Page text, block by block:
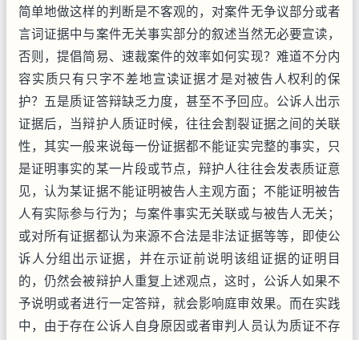
简单地做这样的判断是不客观的，对案件无争议部分或者
言词证据中与案件无关事实部分的叙述当然无必要宣读，
否则，提倡简易、速裁案件的效率如何实现？难道不分内
容实质只有只字不差地宣读证据才是对被告人权利的保
护？五是质证答辩缺乏力度，甚至不予回应。公诉人出示
证据后，当辩护人质证时候，往往会割裂证据之间的关联
性，其实一般来说每一份证据都不能证实完整的事实，只
是证明事实的某一片段或节点，辩护人往往会发表质证意
见，认为某证据不能证明被告人主观方面；不能证明被告
人有实际参与行为；与案件事实无关联或与被告人无关；
或对所有证据都认为来源不合法是非法证据等等，即使公
诉人分组出示证据，并在示证前说明该组证据的证明目
的，仍然会被辩护人重复上述观点，这时，公诉人如果不
予说明或者进行一定答辩，就会影响庭审效果。而在实践
中，由于存在公诉人自身原因或者审判人员认为质证不存